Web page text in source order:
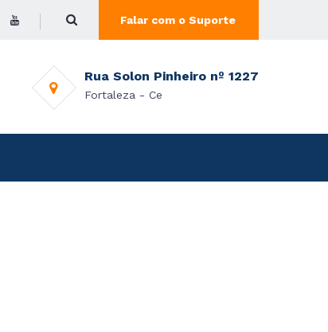
Falar com o Suporte
Rua Solon Pinheiro nº 1227
Fortaleza - Ce